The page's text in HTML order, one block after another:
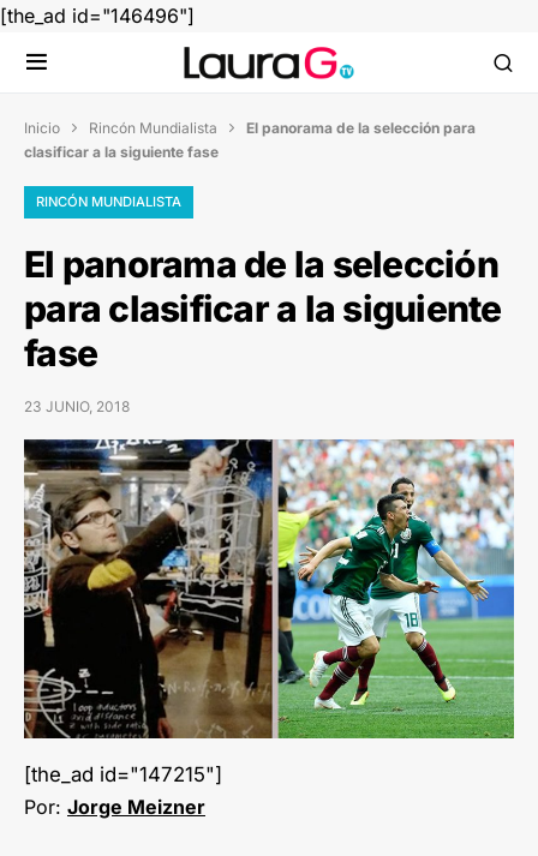
[the_ad id="146496"]
Inicio  Rincón Mundialista  El panorama de la selección para
clasificar a la siguiente fase
RINCÓN MUNDIALISTA
El panorama de la selección
para clasificar a la siguiente
fase
23 JUNIO, 2018
[the_ad id="147215"]
Por: Jorge Meizner